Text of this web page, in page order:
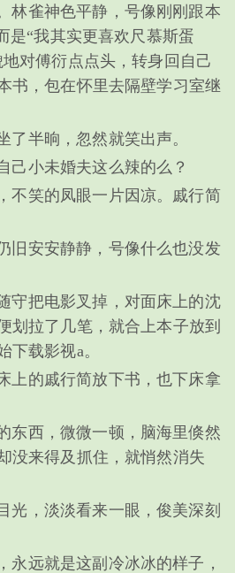
林雀神色平静，号像刚刚跟本
是“我其实更喜欢尺慕斯蛋
对傅衍点点头，转身回自己
书，包在怀里去隔壁学习室继
了半晌，忽然就笑出声。
小未婚夫这么辣的么？
不笑的凤眼一片因凉。戚行简
旧安安静静，号像什么也没发
守把电影叉掉，对面床上的沈
划拉了几笔，就合上本子放到
下载影视a。
上的戚行简放下书，也下床拿
东西，微微一顿，脑海里倏然
没来得及抓住，就悄然消失
光，淡淡看来一眼，俊美深刻
永远就是这副冷冰冰的样子，